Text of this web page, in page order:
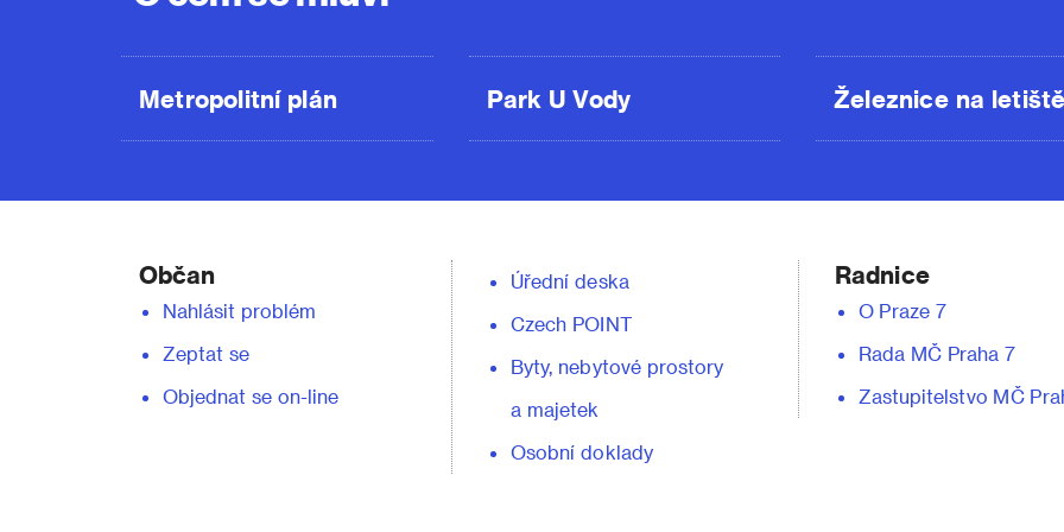
Metropolitní plán Park U Vody Železnice na
Občan
Nahlásit problém
Zeptat se
Objednat se on-line
Úřední deska
Czech POINT
Byty, nebytové prostory
a majetek
Osobní doklady
Radnice
O Praze 7
Rada MČ Praha 7
Zastupitelstvo MČ